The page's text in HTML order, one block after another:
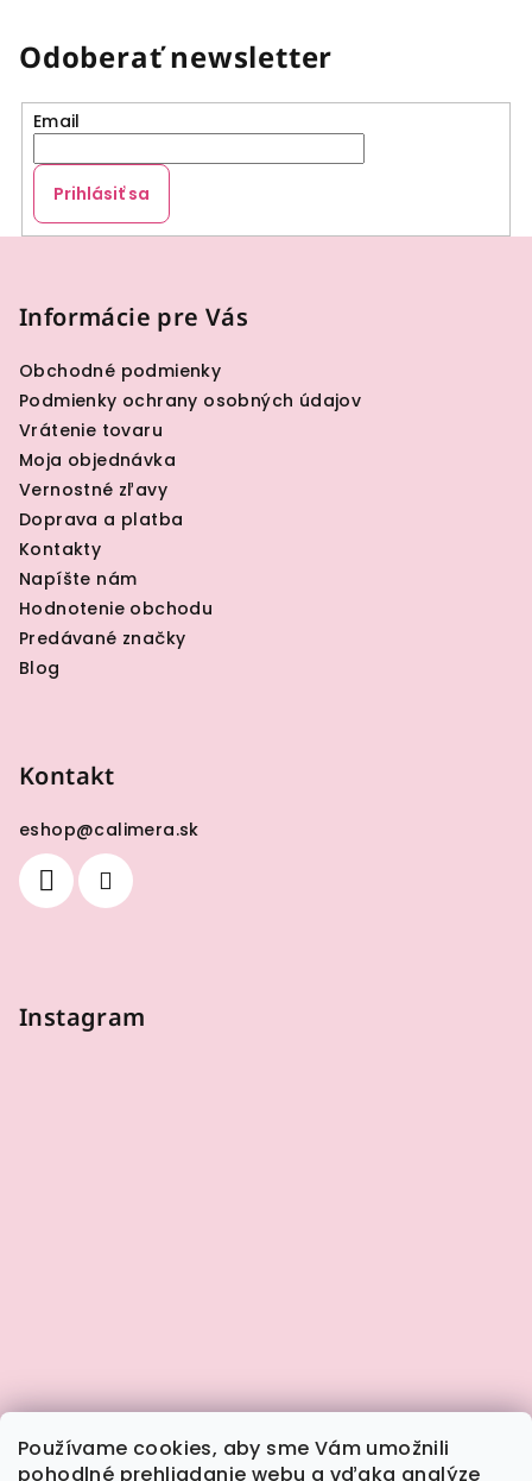
Používame cookies, aby sme Vám umožnili
pohodlné prehliadanie webu a vďaka analýze
Odoberať newsletter
Email
Prihlásiť sa
Informácie pre Vás
Obchodné podmienky
Podmienky ochrany osobných údajov
Vrátenie tovaru
Moja objednávka
Vernostné zľavy
Doprava a platba
Kontakty
Napíšte nám
Hodnotenie obchodu
Predávané značky
Blog
Kontakt
eshop@calimera.sk
Instagram